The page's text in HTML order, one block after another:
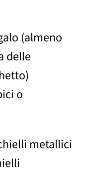
(almeno
delle
o
metallici